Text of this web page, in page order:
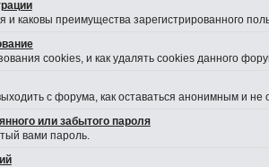
и каковы преимущества зарегистрированного
cookies, и как удалять cookies данного
с форума, как оставаться анонимным и
или забытого пароля
вами пароль.